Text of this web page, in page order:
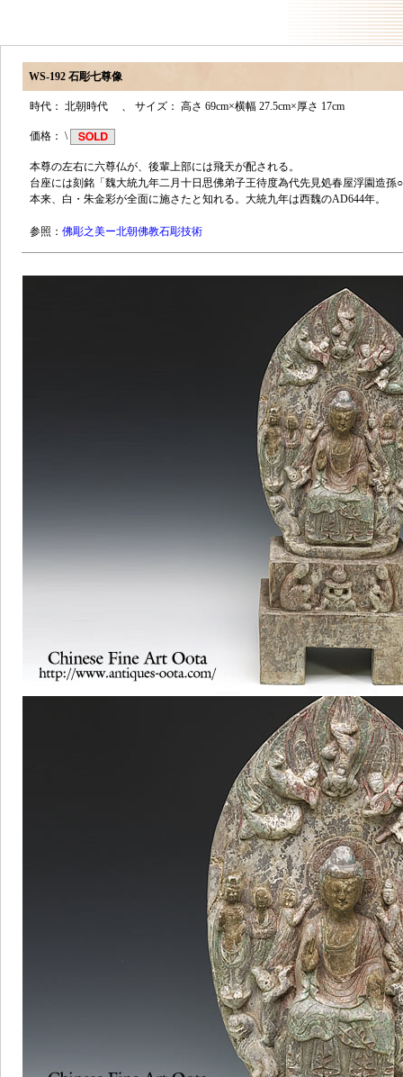
WS-192 石彫七尊像
時代： 北朝時代 、 サイズ： 高さ 69cm×横幅 27.5cm×厚さ 17cm
価格： \
本尊の左右に六尊仏が、後輩上部には飛天が配される。
台座には刻銘「魏大統九年二月十日思佛弟子王待度為代先見処春屋浮園造
本来、白・朱金彩が全面に施さたと知れる。大統九年は西魏のAD644年。
参照： 佛彫之美ー北朝佛教石彫技術